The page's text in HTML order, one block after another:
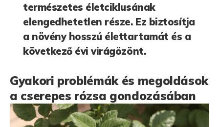
természetes életciklusának
elengedhetetlen része. Ez biztosítja
a növény hosszú élettartamát és a
következő évi virágözönt.
Gyakori problémák és megoldások
a cserepes rózsa gondozásában